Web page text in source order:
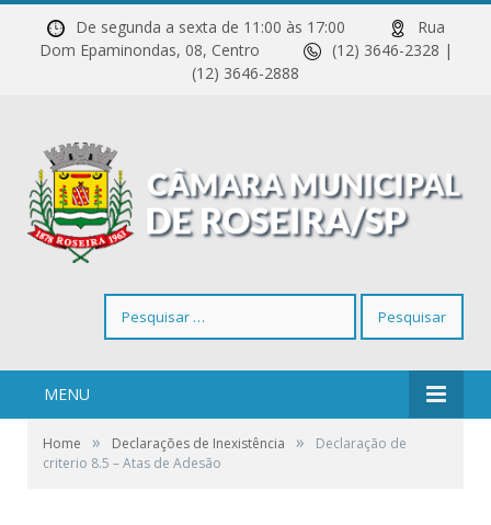
De segunda a sexta de 11:00 às 17:00
Rua
Dom Epaminondas, 08, Centro
(12) 3646-2328 |
(12) 3646-2888
por:
MENU
Home » Declarações de Inexistência »
Declaração de
criterio 8.5 – Atas de Adesão